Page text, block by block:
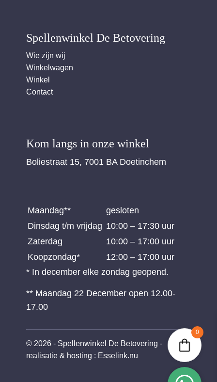
0
Spellenwinkel De Betover​ing
Wie zijn wij
Winkelwagen
Winkel
Contact
Kom langs in onze winkel
Boliestraat 15, 7001 BA Doetinchem
Maandag**
gesloten
Dinsdag t/m vrijdag 10:00 – 17:30 uur
Zaterdag
10:00 – 17:00 uur
Koopzondag*
12:00 – 17:00 uur
* In december elke zondag geopend.
** Maandag 22 December open 12.00-
17.00
© 2026 - Spellenwinkel De Betovering -
realisatie & hosting : Esselink.nu